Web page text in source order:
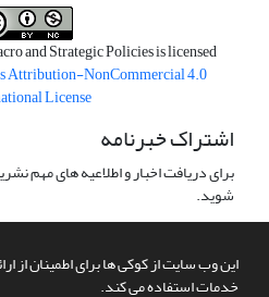
این وب سایت از کوکی ها برای اطمینان از
خدمات استفاده می کند.
and Strategic Policies is licensed
Attribution-NonCommercial 4.0
License
اشتراک خبرنامه
برای دریافت اخبار و اطلاعیه های مهم
شوید.